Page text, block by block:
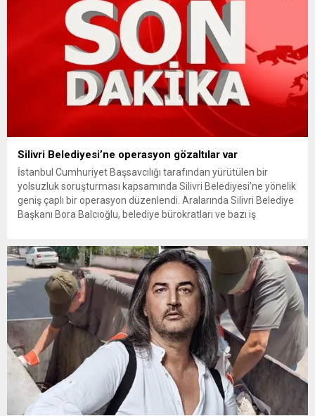
Silivri Belediyesi’ne operasyon gözaltılar var
İstanbul Cumhuriyet Başsavcılığı tarafından yürütülen bir
yolsuzluk soruşturması kapsamında Silivri Belediyesi’ne yönelik
geniş çaplı bir operasyon düzenlendi. Aralarında Silivri Belediye
Başkanı Bora Balcıoğlu, belediye bürokratları ve bazı iş
inceleme ve arama çalışmaları devam ediyor. İstanbul’da...